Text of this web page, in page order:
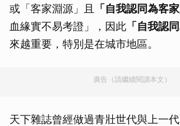
或「客家淵源」且
「自我認同為客家
血緣實不易考證」，因此 「自我認
來越重要，特別是在城市地區。
廣告（請繼續閱讀本文）
天下雜誌曾經做過青壯世代與上一